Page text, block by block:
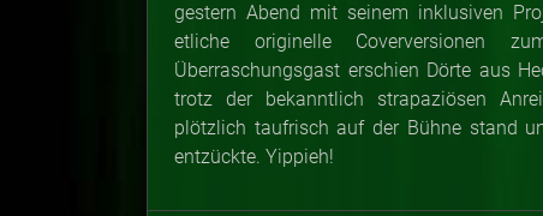
gestern Abend mit seinem inklusiven
etliche originelle Coverversionen
Überraschungsgast erschien Dörte aus
trotz der bekanntlich strapaziösen
plötzlich taufrisch auf der Bühne stand
entzückte. Yippieh!